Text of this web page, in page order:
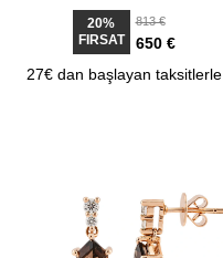
20%
FIRSAT
813 €
650 €
27€ dan başlayan taksitlerle